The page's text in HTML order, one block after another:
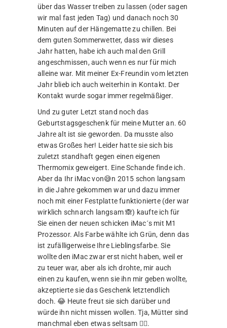
über das Wasser treiben zu lassen (oder sagen
wir mal fast jeden Tag) und danach noch 30
Minuten auf der Hängematte zu chillen. Bei
dem guten Sommerwetter, dass wir dieses
Jahr hatten, habe ich auch mal den Grill
angeschmissen, auch wenn es nur für mich
alleine war. Mit meiner Ex-Freundin vom letzten
Jahr blieb ich auch weiterhin in Kontakt. Der
Kontakt wurde sogar immer regelmäßiger.
Und zu guter Letzt stand noch das
Geburtstagsgeschenk für meine Mutter an. 60
Jahre alt ist sie geworden. Da musste also
etwas Großes her! Leider hatte sie sich bis
zuletzt standhaft gegen einen eigenen
Thermomix geweigert. Eine Schande finde ich.
Aber da Ihr iMac von😅n 2015 schon langsam
in die Jahre gekommen war und dazu immer
noch mit einer Festplatte funktionierte (der war
wirklich schnarch langsam 🙈) kaufte ich für
Sie einen der neuen schicken iMac´s mit M1
Prozessor. Als Farbe wählte ich Grün, denn das
ist zufälligerweise Ihre Lieblingsfarbe. Sie
wollte den iMac zwar erst nicht haben, weil er
zu teuer war, aber als ich drohte, mir auch
einen zu kaufen, wenn sie ihn mir geben wollte,
akzeptierte sie das Geschenk letztendlich
doch. 😂 Heute freut sie sich darüber und
würde ihn nicht missen wollen. Tja, Mütter sind
manchmal eben etwas seltsam 🤷‍♂️.